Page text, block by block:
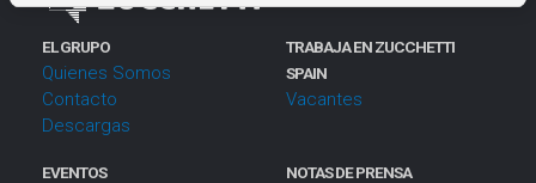
e
n
t
o
EL GRUPO
Quienes Somos
Contacto
Descargas
TRABAJA EN ZUCCHETTI
SPAIN
Vacantes
EVENTOS NOTAS DE PRENSA